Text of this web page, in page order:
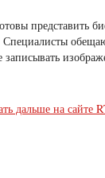
представить
Специалисты
дальше на сайте